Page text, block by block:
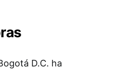
D.C. ha